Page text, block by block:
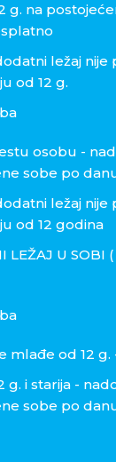
g. na
ležaj nije
od 12 g.
osobu -
sobe po
ležaj nije
od 12 godina
LEŽAJ U SOBI
mlađe od 12
g. i starija -
sobe po